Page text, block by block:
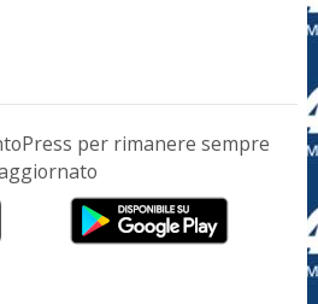
per rimanere sempre